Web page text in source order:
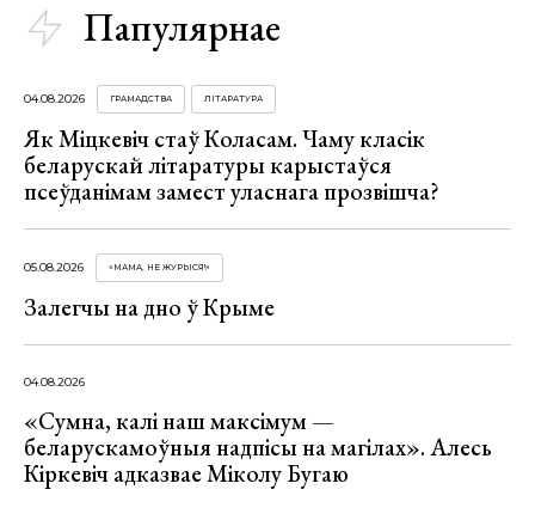
Папулярнае
04.08.2026 ГРАМАДСТВА ЛІТАРАТУРА
Як Міцкевіч стаў Коласам. Чаму класік
беларускай літаратуры карыстаўся
псеўданімам замест уласнага прозвішча?
05.08.2026 «МАМА, НЕ ЖУРЫСЯ!»
Залегчы на дно ў Крыме
04.08.2026
«Сумна, калі наш максімум —
беларускамоўныя надпісы на магілах». Алесь
Кіркевіч адказвае Міколу Бугаю